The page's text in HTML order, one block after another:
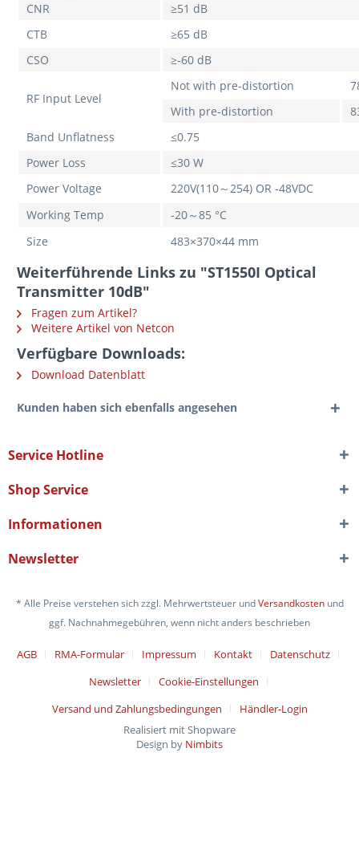
CNR
≥51 dB
CTB
≥65 dB
CSO
≥-60 dB
RF Input Level
Not with pre-distortion
With pre-distortion
Band Unflatness
≤0.75
Power Loss
≤30 W
Power Voltage
220V(110～254) OR -48VDC
Working Temp
-20～85 °C
Size
483×370×44 mm
Weiterführende Links zu "ST1550I Optical
Transmitter 10dB"
Fragen zum Artikel?
Weitere Artikel von Netcon
Verfügbare Downloads:
Download Datenblatt
Kunden haben sich ebenfalls angesehen
Service Hotline
Shop Service
Informationen
Newsletter
* Alle Preise verstehen sich zzgl. Mehrwertsteuer undVersandkostenund
ggf. Nachnahmegebühren, wenn nicht anders beschrieben
AGB RMA-Formular Impressum Kontakt
Datenschutz
Newsletter
Cookie-Einstellungen
Versand und Zahlungsbedingungen
Händler-Login
Realisiert mit Shopware
Design by Nimbits